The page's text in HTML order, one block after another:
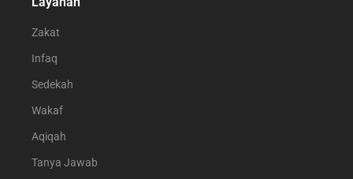
Zakat
Infaq
Sedekah
Wakaf
Aqiqah
Tanya Jawab